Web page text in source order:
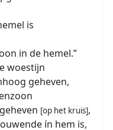
is
in de hemel.”
woestijn
geheven,
[op het kruis],
ín hem is,